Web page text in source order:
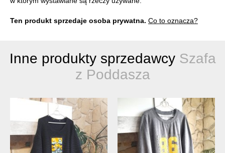
Ten produkt sprzedaje osoba prywatna. Co to oznacza?
Inne produkty sprzedawcy Szafa
z Poddasza